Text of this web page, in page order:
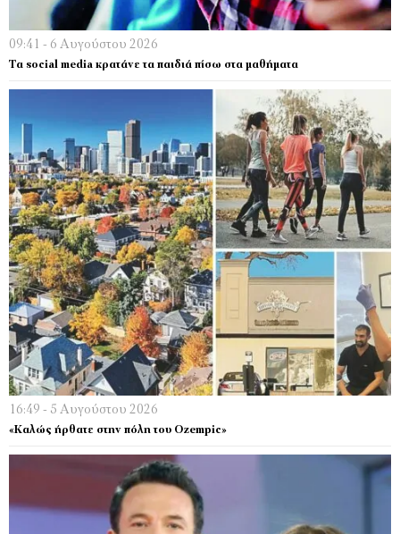
09:41 - 6 Αυγούστου 2026
Τα social media κρατάνε τα παιδιά πίσω στα μαθήματα
16:49 - 5 Αυγούστου 2026
«Καλώς ήρθατε στην πόλη του Ozempic»